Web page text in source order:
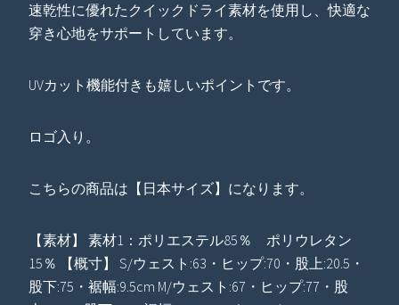
速乾性に優れたクイックドライ素材を使用し、快適な
穿き心地をサポートしています。
UVカット機能付きも嬉しいポイントです。
ロゴ入り。
こちらの商品は【日本サイズ】になります。
【素材】 素材1：ポリエステル85％ ポリウレタン
15％ 【概寸】 S/ウェスト:63・ヒップ:70・股上:20.5・
股下:75・裾幅:9.5cm M/ウェスト:67・ヒップ:77・股